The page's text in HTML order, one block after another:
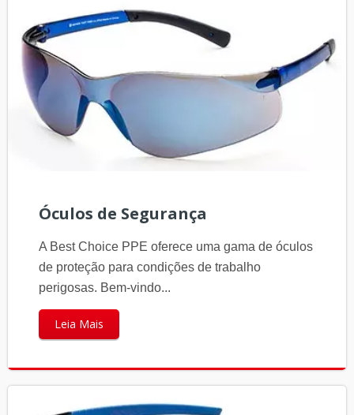
Óculos de Segurança
A Best Choice PPE oferece uma gama de óculos
de proteção para condições de trabalho
perigosas. Bem-vindo...
Leia Mais